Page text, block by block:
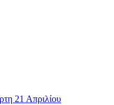
21 Απριλίου